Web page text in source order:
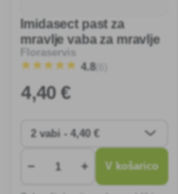
Imidasect past za
mravlje vaba za mravlje
Floraservis
4.8(6)
4,40 €
− + V košarico